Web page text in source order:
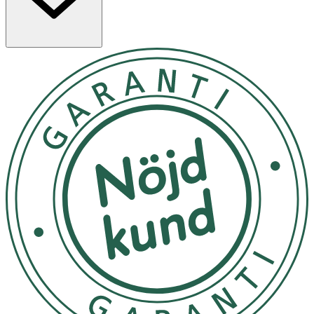
Designen är modern och funktionell med en ergonomisk form
som är lätt att hålla i för både barn och vuxna.
Egenskaper
- AirFree-ventil som minskar luftintag vid matning
- Natural Response-dinapp som efterliknar barnets
matningsrytm
- Mjölkflöde endast vid aktivt sug
- Ergonomisk design för enkel hantering
- Rymmer 260 ml
- Kompatibel med Philips Avent-sortimentet
- Tillverkad av BPA-fria material
Användning
Följ instruktionerna på kartongen för korrekt användning. Fyll
flaskan med bröstmjölk eller modersmjölksersättning. Montera
AirFree-ventilen enligt anvisningarna. Håll flaskan horisontellt för